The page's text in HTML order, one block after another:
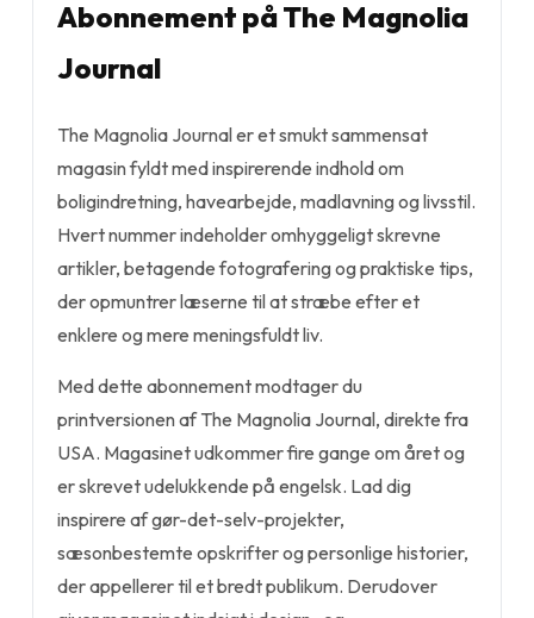
Abonnement på The Magnolia
Journal
The Magnolia Journal er et smukt sammensat
magasin fyldt med inspirerende indhold om
boligindretning, havearbejde, madlavning og livsstil.
Hvert nummer indeholder omhyggeligt skrevne
artikler, betagende fotografering og praktiske tips,
der opmuntrer læserne til at stræbe efter et
enklere og mere meningsfuldt liv.
Med dette abonnement modtager du
printversionen af The Magnolia Journal, direkte fra
USA. Magasinet udkommer fire gange om året og
er skrevet udelukkende på engelsk. Lad dig
inspirere af gør-det-selv-projekter,
sæsonbestemte opskrifter og personlige historier,
der appellerer til et bredt publikum. Derudover